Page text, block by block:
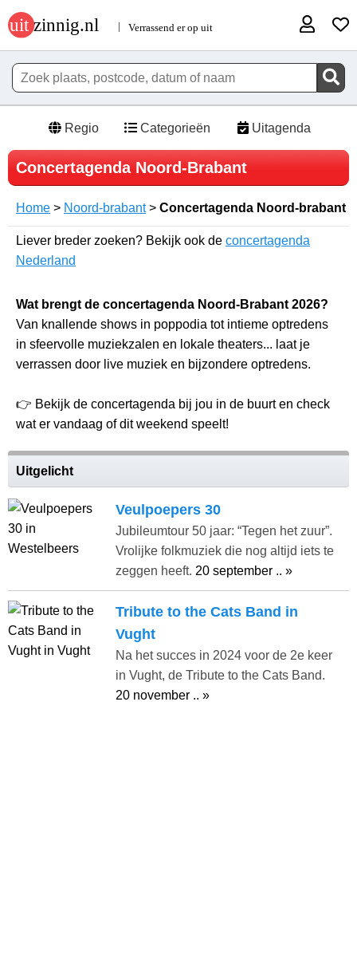
Regio Categorieën Uitagenda
Concertagenda Noord-Brabant
Home > Noord-brabant> Concertagenda Noord-brabant
Liever breder zoeken? Bekijk ook de concertagenda
Nederland
Wat brengt de concertagenda Noord-Brabant 2026?
Van knallende shows in poppodia tot intieme optredens
in sfeervolle muziekzalen en lokale theaters... laat je
verrassen door live muziek en bijzondere optredens.
👉 Bekijk de concertagenda bij jou in de buurt en check
wat er vandaag of dit weekend speelt!
Uitgelicht
Veulpoepers 30
Jubileumtour 50 jaar: “Tegen het zuur”.
Vrolijke folkmuziek die nog altijd iets te
zeggen heeft. 20 september .. »
Tribute to the Cats Band in
Vught
Na het succes in 2024 voor de 2e keer
in Vught, de Tribute to the Cats Band.
20 november .. »